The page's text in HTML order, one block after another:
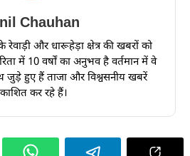
Chauhan
रेवाड़ी और धारूहेड़ा क्षेत्र की खबरों को
में 10 वर्षों का अनुभव है वर्तमान में वे
हुए हैं ताजा और विश्वसनीय खबरें
कर रहे हैं।